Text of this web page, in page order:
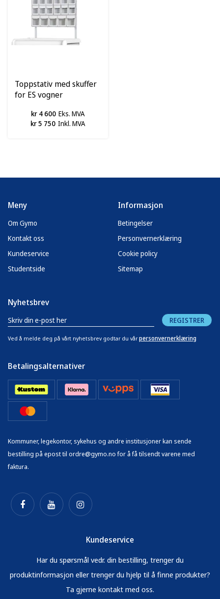
Toppstativ med skuffer
for ES vogner
kr 4 600 Eks. MVA
kr 5 750 Inkl. MVA
Meny
Om Gymo
Kontakt oss
Kundeservice
Studentside
Informasjon
Betingelser
Personvernerklæring
Cookie policy
Sitemap
Nyhetsbrev
REGISTRER
Ved å melde deg på vårt nyhetsbrev godtar du vår personvernerklæring
Betalingsalternativer
Kommuner, legekontor, sykehus og andre institusjoner kan sende
bestilling på epost til ordre@gymo.no for å få tilsendt varene med
faktura.
Kundeservice
Har du spørsmål vedr. din bestilling, trenger du
produktinformasjon eller trenger du hjelp til å finne produkter?
Ta gjerne kontakt med oss.